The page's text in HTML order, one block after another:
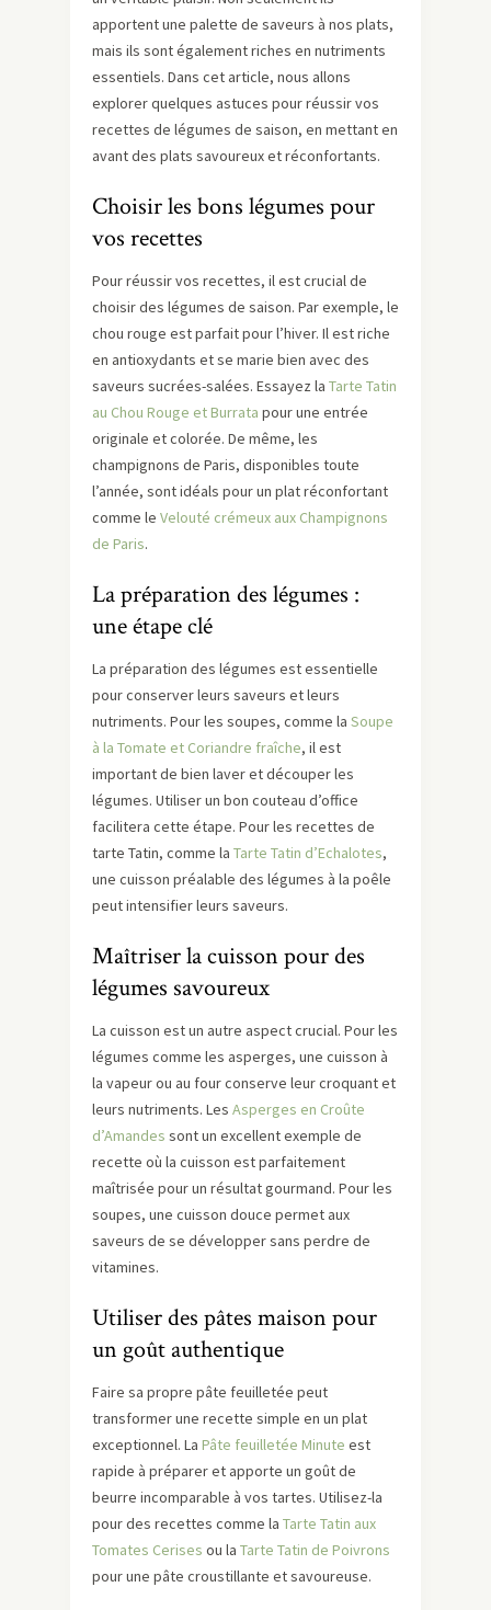
apportent une palette de saveurs à nos plats,
mais ils sont également riches en nutriments
essentiels. Dans cet article, nous allons
explorer quelques astuces pour réussir vos
recettes de légumes de saison, en mettant en
avant des plats savoureux et réconfortants.
Choisir les bons légumes pour
vos recettes
Pour réussir vos recettes, il est crucial de
choisir des légumes de saison. Par exemple, le
chou rouge est parfait pour l’hiver. Il est riche
en antioxydants et se marie bien avec des
saveurs sucrées-salées. Essayez la Tarte Tatin
au Chou Rouge et Burrata pour une entrée
originale et colorée. De même, les
champignons de Paris, disponibles toute
l’année, sont idéals pour un plat réconfortant
comme le Velouté crémeux aux Champignons
de Paris.
La préparation des légumes :
une étape clé
La préparation des légumes est essentielle
pour conserver leurs saveurs et leurs
nutriments. Pour les soupes, comme la Soupe
à la Tomate et Coriandre fraîche, il est
important de bien laver et découper les
légumes. Utiliser un bon couteau d’office
facilitera cette étape. Pour les recettes de
tarte Tatin, comme la Tarte Tatin d’Echalotes,
une cuisson préalable des légumes à la poêle
peut intensifier leurs saveurs.
Maîtriser la cuisson pour des
légumes savoureux
La cuisson est un autre aspect crucial. Pour les
légumes comme les asperges, une cuisson à
la vapeur ou au four conserve leur croquant et
leurs nutriments. Les Asperges en Croûte
d’Amandes sont un excellent exemple de
recette où la cuisson est parfaitement
maîtrisée pour un résultat gourmand. Pour les
soupes, une cuisson douce permet aux
saveurs de se développer sans perdre de
vitamines.
Utiliser des pâtes maison pour
un goût authentique
Faire sa propre pâte feuilletée peut
transformer une recette simple en un plat
exceptionnel. La Pâte feuilletée Minute est
rapide à préparer et apporte un goût de
beurre incomparable à vos tartes. Utilisez-la
pour des recettes comme la Tarte Tatin aux
Tomates Cerises ou la Tarte Tatin de Poivrons
pour une pâte croustillante et savoureuse.